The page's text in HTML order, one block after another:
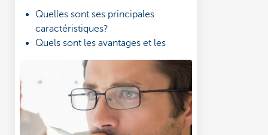
Quelles sont ses principales
caractéristiques?
Quels sont les avantages et les
inconvénients?
Obtenez de l'aide pour choisir la
forme de société qui vous convient